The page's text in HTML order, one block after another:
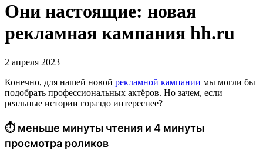
Они настоящие: новая
рекламная кампания hh.ru
2 апреля 2023
Конечно, для нашей новой рекламной кампании мы могли бы
подобрать профессиональных актёров. Но зачем, если
реальные истории гораздо интереснее?
⏱ меньше минуты чтения и 4 минуты
просмотра роликов